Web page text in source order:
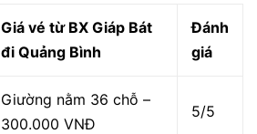
Giá vé từ BX Giáp Bát
đi Quảng Bình
Đánh
giá
Giường nằm 36 chỗ –
300.000 VNĐ
5/5